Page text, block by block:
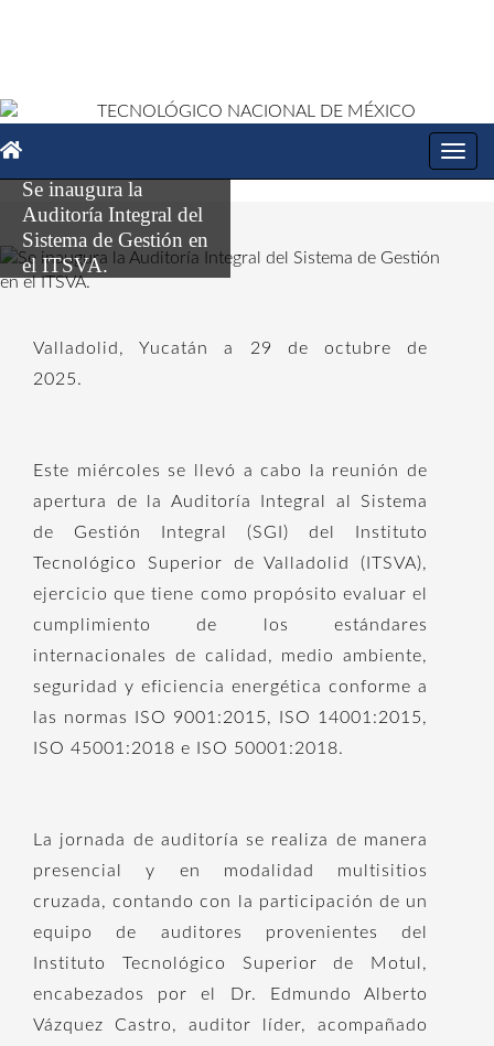
Se inaugura la
Auditoría Integral del
Sistema de Gestión en
el ITSVA.
Valladolid, Yucatán a 29 de octubre de
2025.
Este miércoles se llevó a cabo la reunión de
apertura de la Auditoría Integral al Sistema
de Gestión Integral (SGI) del Instituto
Tecnológico Superior de Valladolid (ITSVA),
ejercicio que tiene como propósito evaluar el
cumplimiento de los estándares
internacionales de calidad, medio ambiente,
seguridad y eficiencia energética conforme a
las normas ISO 9001:2015, ISO 14001:2015,
ISO 45001:2018 e ISO 50001:2018.
La jornada de auditoría se realiza de manera
presencial y en modalidad multisitios
cruzada, contando con la participación de un
equipo de auditores provenientes del
Instituto Tecnológico Superior de Motul,
encabezados por el Dr. Edmundo Alberto
Vázquez Castro, auditor líder, acompañado